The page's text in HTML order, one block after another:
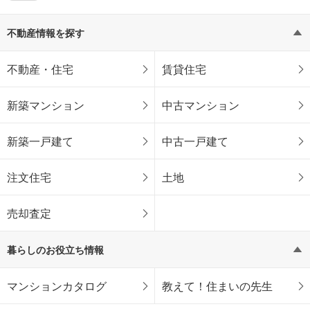
不動産情報を探す
不動産・住宅 賃貸住宅
新築マンション 中古マンション
新築一戸建て 中古一戸建て
注文住宅 土地
売却査定
暮らしのお役立ち情報
マンションカタログ 教えて！住まいの先生